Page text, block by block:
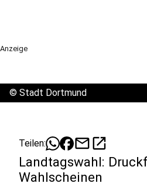
Anzeige
© Stadt Dortmund
Teilen: mailopen_in_new
Landtagswahl:
Wahlscheinen